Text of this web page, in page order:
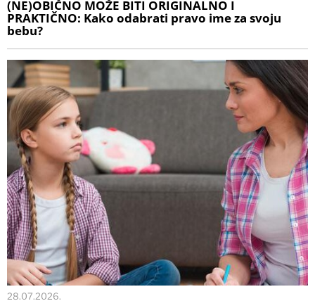
(NE)OBIČNO MOŽE BITI ORIGINALNO I
PRAKTIČNO: Kako odabrati pravo ime za svoju
bebu?
28.07.2026.